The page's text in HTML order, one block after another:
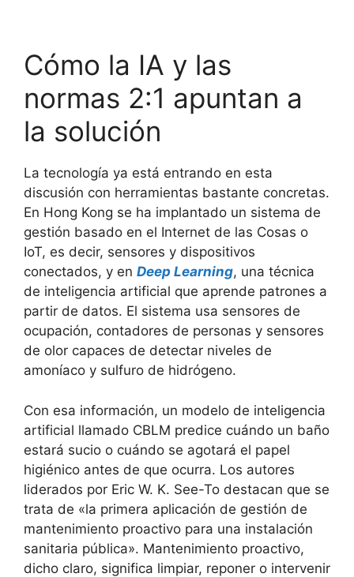
Cómo la IA y las
normas 2:1 apuntan a
la solución
La tecnología ya está entrando en esta
discusión con herramientas bastante concretas.
En Hong Kong se ha implantado un sistema de
gestión basado en el Internet de las Cosas o
IoT, es decir, sensores y dispositivos
conectados, y en Deep Learning, una técnica
de inteligencia artificial que aprende patrones a
partir de datos. El sistema usa sensores de
ocupación, contadores de personas y sensores
de olor capaces de detectar niveles de
amoníaco y sulfuro de hidrógeno.
Con esa información, un modelo de inteligencia
artificial llamado CBLM predice cuándo un baño
estará sucio o cuándo se agotará el papel
higiénico antes de que ocurra. Los autores
liderados por Eric W. K. See-To destacan que se
trata de «la primera aplicación de gestión de
mantenimiento proactivo para una instalación
sanitaria pública». Mantenimiento proactivo,
dicho claro, significa limpiar, reponer o intervenir